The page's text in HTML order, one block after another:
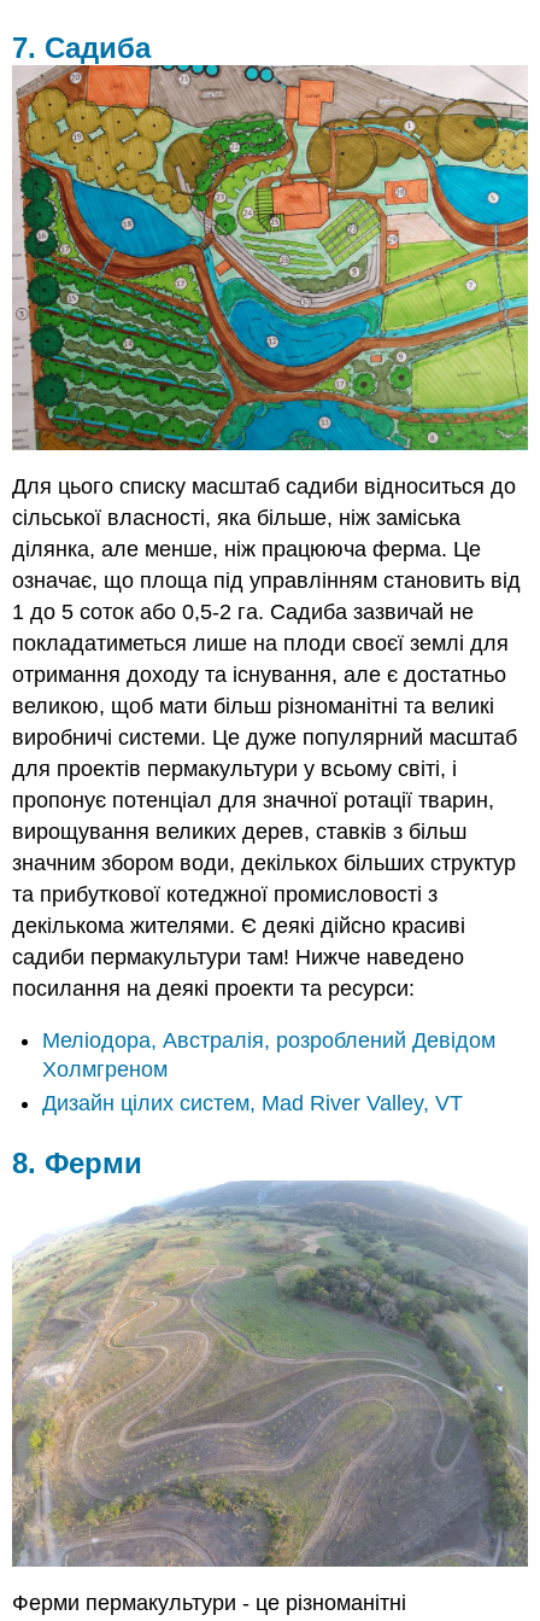
7. Садиба
Для цього списку масштаб садиби відноситься до
сільської власності, яка більше, ніж заміська
ділянка, але менше, ніж працююча ферма. Це
означає, що площа під управлінням становить від
1 до 5 соток або 0,5-2 га. Садиба зазвичай не
покладатиметься лише на плоди своєї землі для
отримання доходу та існування, але є достатньо
великою, щоб мати більш різноманітні та великі
виробничі системи. Це дуже популярний масштаб
для проектів пермакультури у всьому світі, і
пропонує потенціал для значної ротації тварин,
вирощування великих дерев, ставків з більш
значним збором води, декількох більших структур
та прибуткової котеджної промисловості з
декількома жителями. Є деякі дійсно красиві
садиби пермакультури там! Нижче наведено
посилання на деякі проекти та ресурси:
Меліодора, Австралія, розроблений Девідом
Холмгреном
Дизайн цілих систем, Mad River Valley, VT
8. Ферми
Ферми пермакультури - це різноманітні